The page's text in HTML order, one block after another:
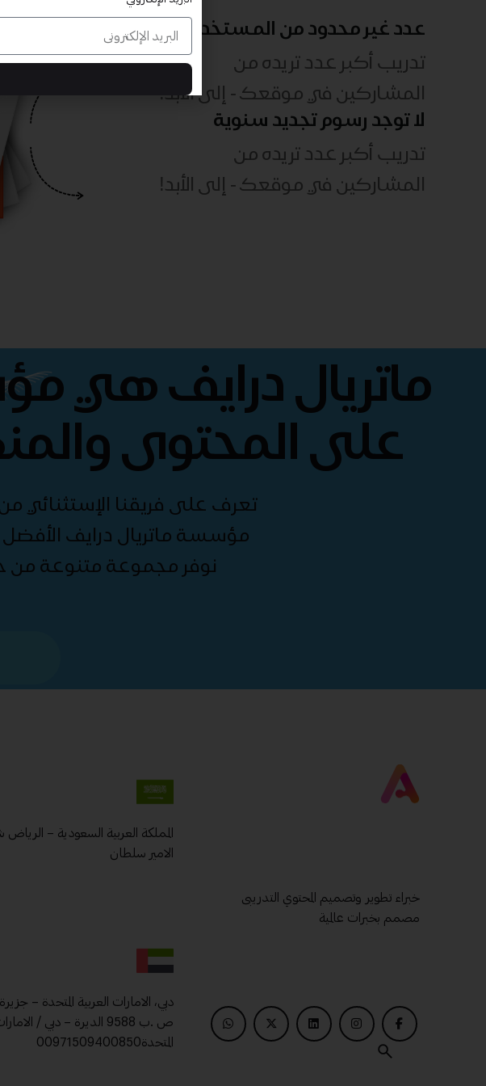
عدد غير محدود من المستخدمين
تدريب أكبر عدد تريده من
المشاركين في موقعك - ​​إلى الأبد!
لا توجد رسوم تجديد سنوية
تدريب أكبر عدد تريده من
المشاركين في موقعك - ​​إلى الأبد!
ماتريال درايف هي
على المحتوى
تعرف على فريقنا الإستثنائي
مؤسسة ماتريال درايف
نوفر مجموعة متنوعة من
خبراء تطوير وتصميم المحتوي التدريبى
مصمم بخبرات عالمية
المملكة العربية السعودية – الرياض
الامير سلطان
دبي، الامارات العربية المتحدة – جزيرة
ص .ب 9588 الديرة – دبي /
المتحدة00971509400850